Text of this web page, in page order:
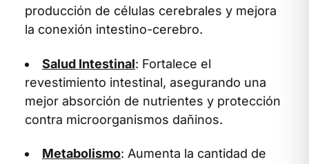
producción de células cerebrales y mejora
la conexión intestino-cerebro.
Salud Intestinal: Fortalece el
revestimiento intestinal, asegurando una
mejor absorción de nutrientes y protección
contra microorganismos dañinos.
Metabolismo: Aumenta la cantidad de